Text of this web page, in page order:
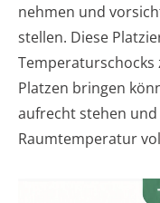
nehmen und
stellen. Diese
Temperaturschocks
Platzen bringen
aufrecht stehen und
Raumtemperatur